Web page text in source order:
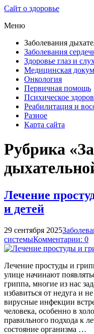
Сайт о здоровье
Меню
Заболевания
Заболевания
Здоровье глаз и
Медицинская
Онкология
Первичная помощь
Психическое
Реабилитация и
Разное
Карта сайта
Рубрика
Лечение
и детей
29 сентября 2025
системыКомментарии: 0
Лечение простуды и
улице начинают
гриппа, многие из нас
избавиться от недуга и
вирусные инфекции
человека, особенно в
правильного подхода к
состояние организма …